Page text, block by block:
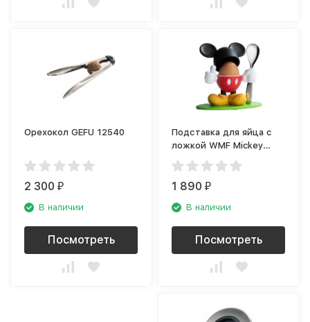
Орехокол GEFU 12540
2 300₽
В наличии
Посмотреть
Подставка для яйца с
ложкой WMF Mickey
Mouse 1296386040
1 890₽
В наличии
Посмотреть